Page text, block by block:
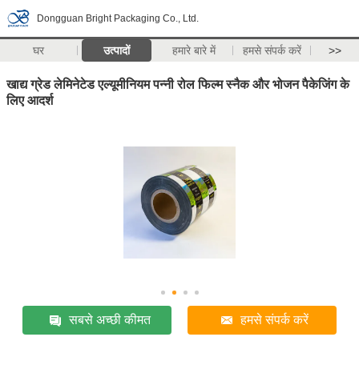
Dongguan Bright Packaging Co., Ltd.
घर उत्पादों हमारे बारे में हमसे संपर्क करें >>
खाद्य ग्रेड लेमिनेटेड एल्यूमीनियम पन्नी रोल फिल्म स्नैक और भोजन पैकेजिंग के
लिए आदर्श
सबसे अच्छी कीमत हमसे संपर्क करें